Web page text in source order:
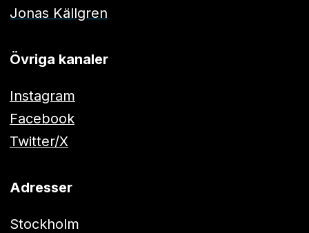
Jonas Källgren
Övriga kanaler
Instagram
Facebook
Twitter/X
Adresser
Stockholm